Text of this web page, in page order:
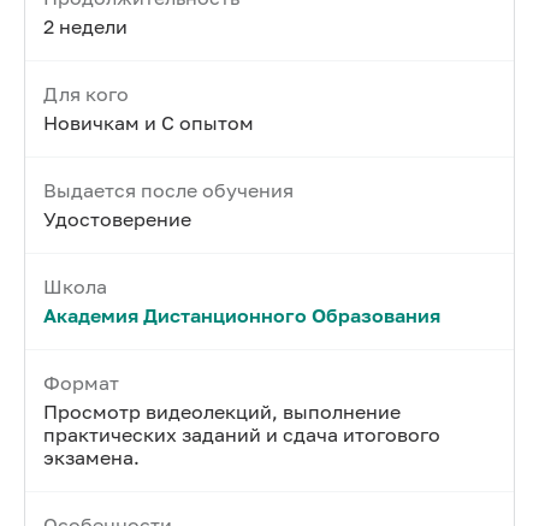
2 недели
Для кого
Новичкам и С опытом
Выдается после обучения
Удостоверение
Школа
Академия Дистанционного Образования
Формат
Просмотр видеолекций, выполнение
практических заданий и сдача итогового
экзамена.